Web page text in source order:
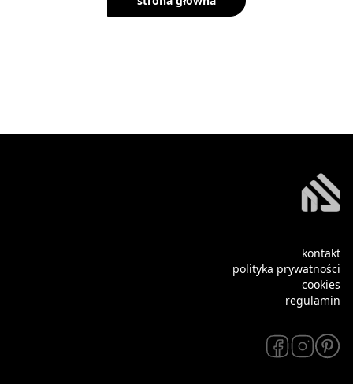
kontakt
polityka prywatności
cookies
regulamin